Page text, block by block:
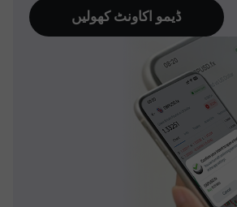
ڈیمو اکاونٹ کھولیں